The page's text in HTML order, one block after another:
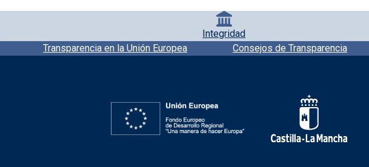
Integridad
Transparencia en la Unión Europea Consejos de Transparencia